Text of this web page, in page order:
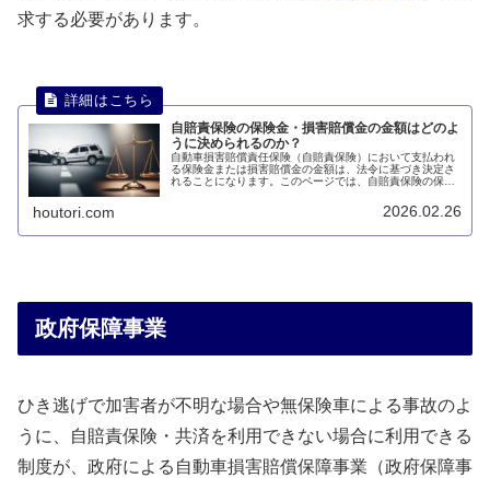
求する必要があります。
自賠責保険の保険金・損害賠償金の金額はどのよ
うに決められるのか？
自動車損害賠償責任保険（自賠責保険）において支払われ
る保険金または損害賠償金の金額は、法令に基づき決定さ
れることになります。このページでは、自賠責保険の保険
houtori.com 2026.02.26
政府保障事業
ひき逃げで加害者が不明な場合や無保険車による事故のよ
うに、自賠責保険・共済を利用できない場合に利用できる
制度が、政府による自動車損害賠償保障事業（政府保障事